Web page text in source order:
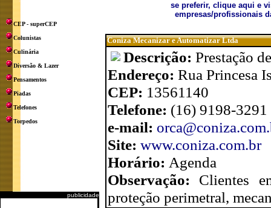
CEP - superCEP
Colunistas
Culinária
Diversão & Lazer
Pensamentos
Piadas
Telefones
Torpedos
publicidade
se preferir, clique aqui e
empresas/profissionais
Coniza Mecanizar e Automatizar Ltda
Descrição: Prestação
Endereço: Rua Princesa
CEP: 13561140
Telefone: (16) 9198-3291
e-mail:
Site: www.coniza.com.br
Horário: Agenda
Observação: Clientes
proteção perimetral,